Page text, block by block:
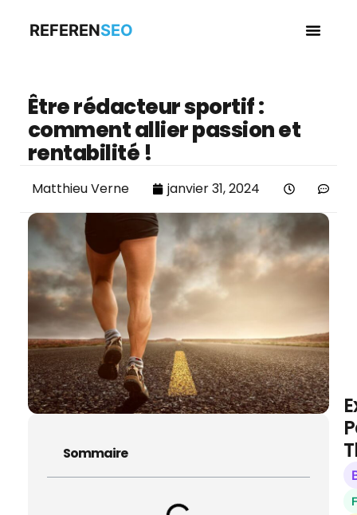
REFERENSEO
Être rédacteur sportif :
comment allier passion et
rentabilité !
Matthieu Verne janvier 31, 2024
Sommaire